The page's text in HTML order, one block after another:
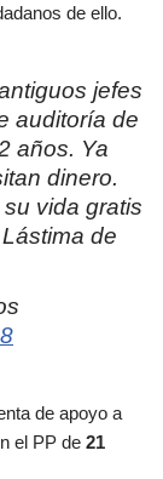
de ello.
jefes
auditoría de
años. Ya
dinero.
vida gratis
de
de apoyo a
el PP de 21